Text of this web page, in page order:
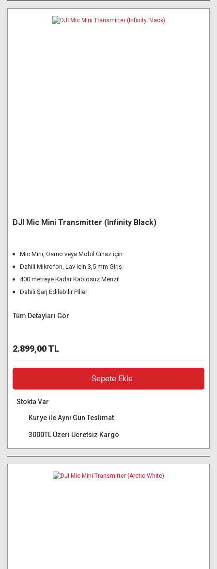
DJI Mic Mini Transmitter (Infinity Black)
Mic Mini, Osmo veya Mobil Cihaz için
Dahili Mikrofon, Lav için 3,5 mm Giriş
400 metreye Kadar Kablosuz Menzil
Dahili Şarj Edilebilir Piller
Tüm Detayları Gör
2.899,00 TL
Sepete Ekle
Stokta Var
Kurye ile Aynı Gün Teslimat
3000TL Üzeri Ücretsiz Kargo